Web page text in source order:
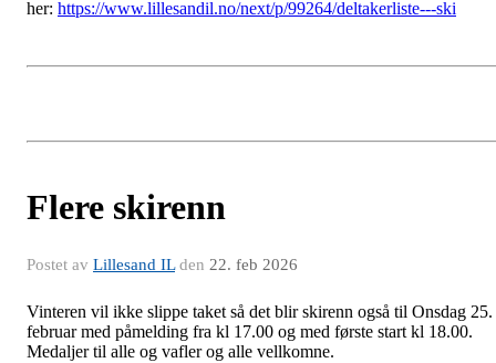
her: https://www.lillesandil.no/next/p/99264/deltakerliste---ski
Flere skirenn
Postet av Lillesand ILden 22. feb 2026
Vinteren vil ikke slippe taket så det blir skirenn også til Onsdag 25.
februar med påmelding fra kl 17.00 og med første start kl 18.00.
Medaljer til alle og vafler og alle vellkomne.